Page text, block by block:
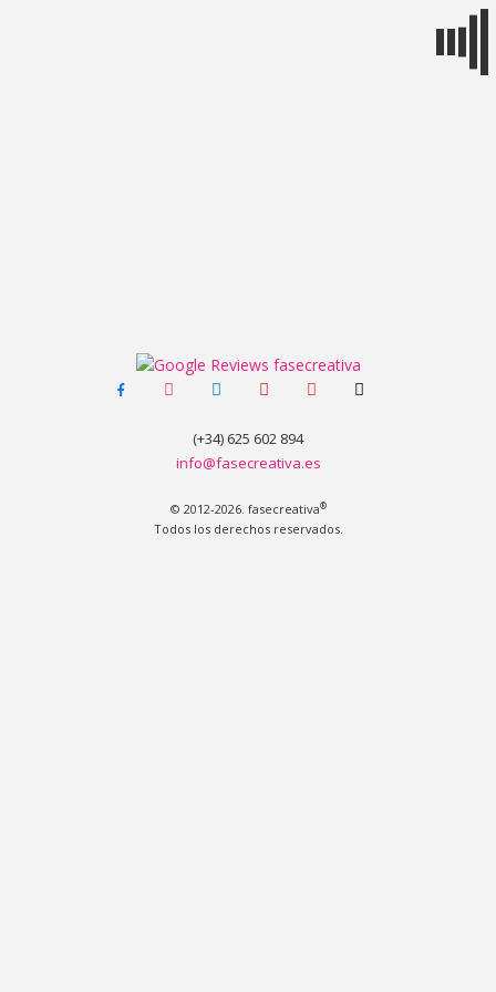
facebook-instagramlinkedin pinterestyoutube tiktok
(+34) 625 602 894
info@fasecreativa.es
© 2012-2026. fasecreativa®
Todos los derechos reservados.